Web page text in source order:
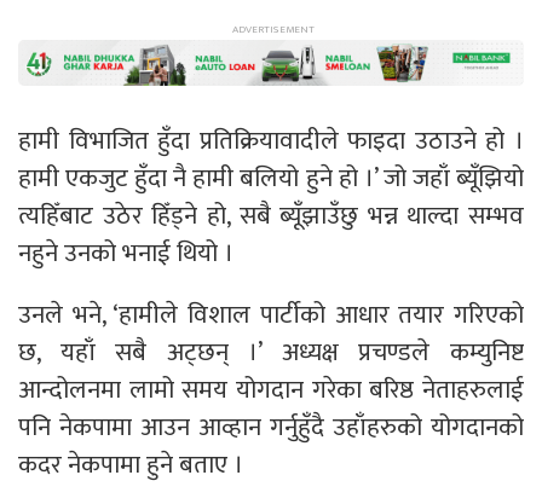
हामी विभाजित हुँदा प्रतिक्रियावादीले फाइदा उठाउने हो ।
हामी एकजुट हुँदा नै हामी बलियो हुने हो ।’ जो जहाँ ब्यूँझियो
त्यहिँबाट उठेर हिँड्ने हो, सबै ब्यूँझाउँछु भन्न थाल्दा सम्भव
नहुने उनको भनाई थियो ।
उनले भने, ‘हामीले विशाल पार्टीको आधार तयार गरिएको
छ, यहाँ सबै अट्छन् ।’ अध्यक्ष प्रचण्डले कम्युनिष्ट
आन्दोलनमा लामो समय योगदान गरेका बरिष्ठ नेताहरुलाई
पनि नेकपामा आउन आव्हान गर्नुहुँदै उहाँहरुको योगदानको
कदर नेकपामा हुने बताए ।